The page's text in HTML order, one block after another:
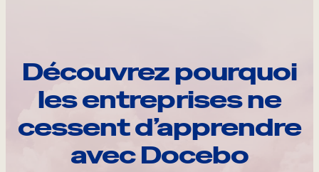
Découvrez pourquoi
les entreprises ne
cessent d’apprendre
avec Docebo